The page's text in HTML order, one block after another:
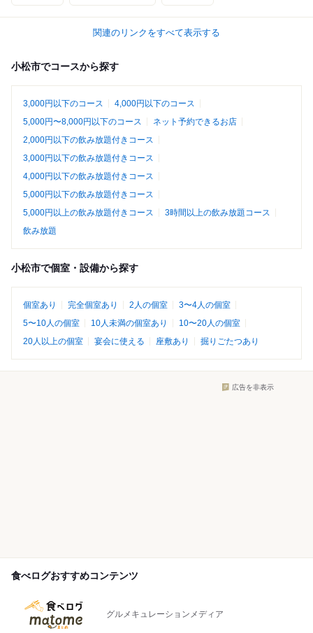
関連のリンクをすべて表示する
小松市でコースから探す
3,000円以下のコース
4,000円以下のコース
5,000円〜8,000円以下のコース
ネット予約できるお店
2,000円以下の飲み放題付きコース
3,000円以下の飲み放題付きコース
4,000円以下の飲み放題付きコース
5,000円以下の飲み放題付きコース
5,000円以上の飲み放題付きコース
3時間以上の飲み放題コース
飲み放題
小松市で個室・設備から探す
個室あり 完全個室あり 2人の個室
3〜4人の個室
5〜10人の個室
10人未満の個室あり
10〜20人の個室
20人以上の個室
宴会に使える 座敷あり 掘りごたつあり
広告を非表示
食べログおすすめコンテンツ
グルメキュレーションメディア